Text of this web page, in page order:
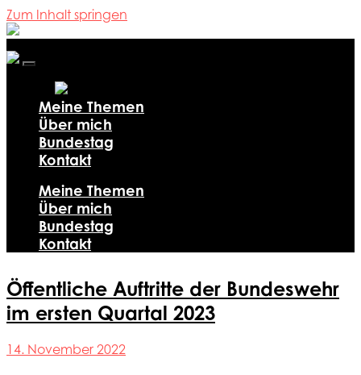
Zum Inhalt springen
Ali
Dailami
Mobile-
ein-/ausblenden
Meine Themen
Über mich
Bundestag
Kontakt
Meine Themen
Über mich
Bundestag
Kontakt
Öffentliche Auftritte der Bundeswehr
im ersten Quartal 2023
14. November 2022